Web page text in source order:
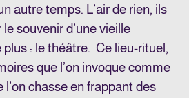
autre temps. L’air de rien, ils
souvenir d’une vieille
plus : le théâtre. Ce lieu-rituel,
que l’on invoque comme
chasse en frappant des